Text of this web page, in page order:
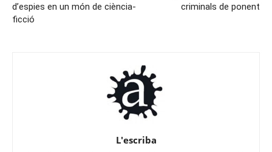
d’espies en un món de ciència-
ficció
criminals de ponent
L'escriba